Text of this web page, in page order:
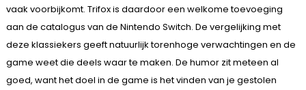
vaak voorbijkomt. Trifox is daardoor een welkome toevoeging
aan de catalogus van de Nintendo Switch. De vergelijking met
deze klassiekers geeft natuurlijk torenhoge verwachtingen en de
game weet die deels waar te maken. De humor zit meteen al
goed, want het doel in de game is het vinden van je gestolen